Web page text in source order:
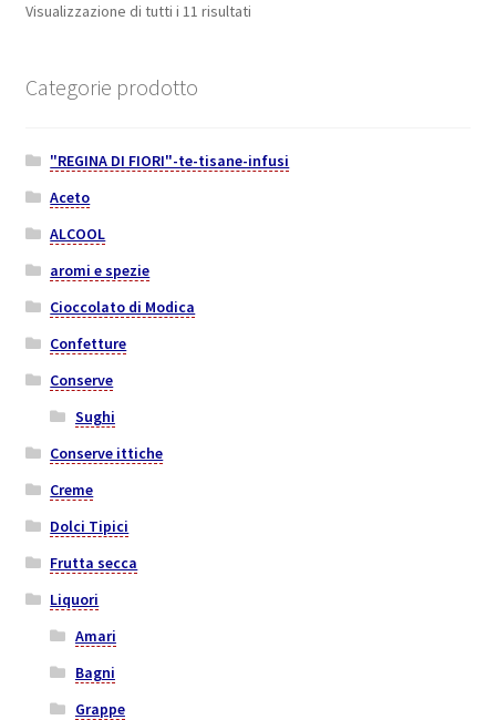
Visualizzazione di tutti i 11 risultati
Categorie prodotto
"REGINA DI FIORI"-te-tisane-infusi
Aceto
ALCOOL
aromi e spezie
Cioccolato di Modica
Confetture
Conserve
Sughi
Conserve ittiche
Creme
Dolci Tipici
Frutta secca
Liquori
Amari
Bagni
Grappe